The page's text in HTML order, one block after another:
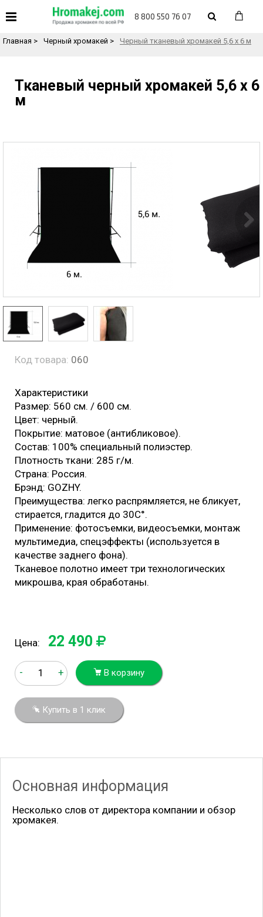
8 800 550 76 07
Назад в каталог товаров
Главная > Черный хромакей > Черный тканевый хромакей 5,6 х 6 м
Тканевый черный хромакей 5,6 х 6
м
Код товара: 060
Характеристики
Размер: 560 см. / 600 см.
Цвет: черный.
Покрытие: матовое (антибликовое).
Состав: 100% специальный полиэстер.
Плотность ткани: 285 г/м.
Страна: Россия.
Брэнд: GOZHY.
Преимущества: легко распрямляется, не бликует,
стирается, гладится до 30С°.
Применение: фотосъемки, видеосъемки, монтаж
мультимедиа, спецэффекты (используется в
качестве заднего фона).
Тканевое полотно имеет три технологических
микрошва, края обработаны.
Цена: 22 490
- + В корзину
Купить в 1 клик
Основная информация
Несколько слов от директора компании и обзор
хромакея.